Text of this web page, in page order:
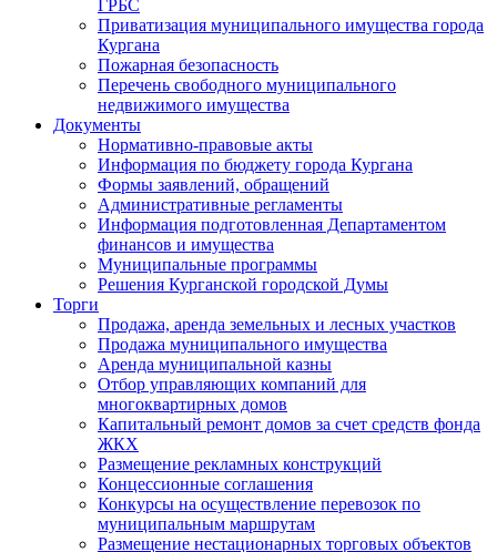
ГРБС
Приватизация муниципального имущества города
Кургана
Пожарная безопасность
Перечень свободного муниципального
недвижимого имущества
Документы
Нормативно-правовые акты
Информация по бюджету города Кургана
Формы заявлений, обращений
Административные регламенты
Информация подготовленная Департаментом
финансов и имущества
Муниципальные программы
Решения Курганской городской Думы
Торги
Продажа, аренда земельных и лесных участков
Продажа муниципального имущества
Аренда муниципальной казны
Отбор управляющих компаний для
многоквартирных домов
Капитальный ремонт домов за счет средств фонда
ЖКХ
Размещение рекламных конструкций
Концессионные соглашения
Конкурсы на осуществление перевозок по
муниципальным маршрутам
Размещение нестационарных торговых объектов